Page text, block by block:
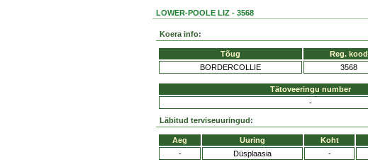
LOWER-POOLE LIZ - 3568
Koera info:
Tõug Reg. kood
BORDERCOLLIE
3568
Tätoveeringu number
-
Läbitud terviseuuringud:
Aeg Uuring Koht
-
Düsplaasia -